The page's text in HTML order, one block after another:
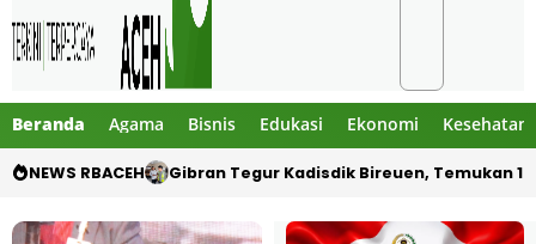
Beranda Agama Bisnis Edukasi Ekonomi Kesehatan
NEWS RBACEH Gibran Tegur Kadisdik Bireuen, Temukan 1